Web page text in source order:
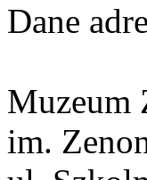
Dane
Muzeum
im.